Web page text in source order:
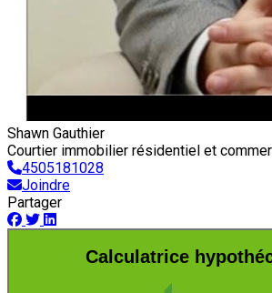
Shawn Gauthier
Courtier immobilier résidentiel et
4505181028
Joindre
Partager
Calculatrice